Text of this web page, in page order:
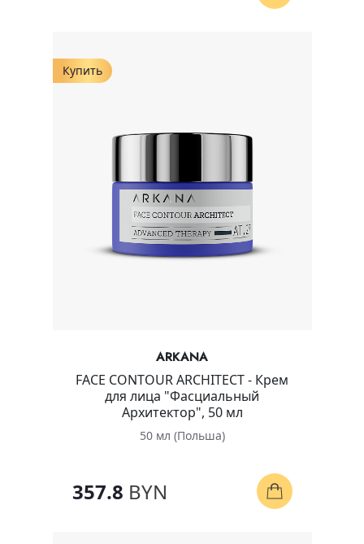
Купить
ARKANA
FACE CONTOUR ARCHITECT - Крем
для лица "Фасциальный
Архитектор", 50 мл
50 мл (Польша)
357.8 BYN